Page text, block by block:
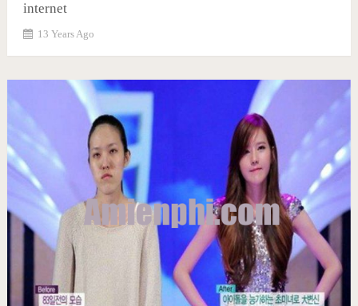
internet
13 Years Ago